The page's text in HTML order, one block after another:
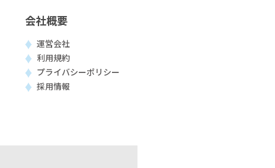
会社概要
運営会社
利用規約
プライバシーポリシー
採用情報